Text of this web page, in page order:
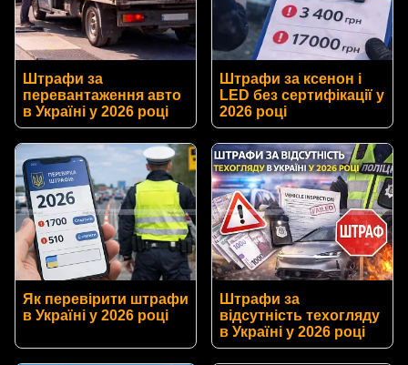
Штрафи за
перевантаження авто
в Україні у 2026 році
Штрафи за ксенон і
LED без сертифікації у
2026 році
Як перевірити штрафи
в Україні у 2026 році
Штрафи за
відсутність техогляду
в Україні у 2026 році